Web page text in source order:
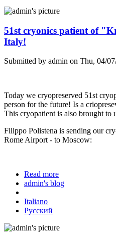
51st cryonics patient of
Italy!
Submitted by admin on Thu, 04/
Today we cryopreserved 51st
person for the future! Is a
This cryopatient is also brought to
Filippo Polistena is sending our
Rome Airport - to Moscow:
Read more
from Italy!
admin's blog
Italiano
Русский